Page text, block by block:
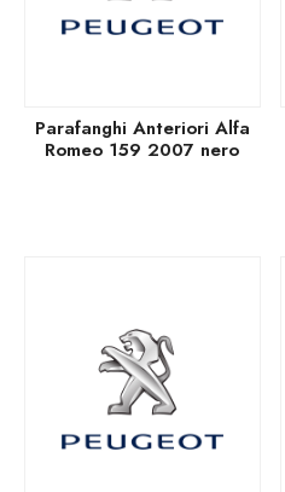
Parafanghi Anteriori Alfa
Romeo 159 2007 nero